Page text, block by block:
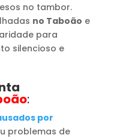
no tambor.
no Taboão e
para
silencioso e
:
por
problemas de